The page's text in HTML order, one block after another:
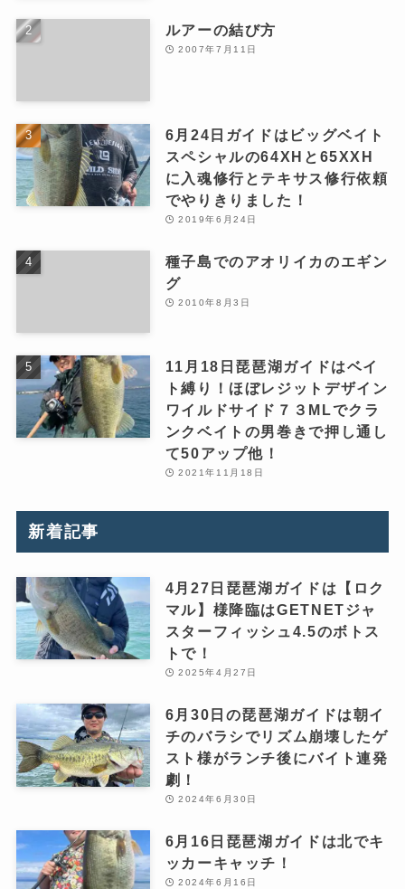
ルアーの結び方
2007年7月11日
6月24日ガイドはビッグベイト
スペシャルの64XHと65XXH
に入魂修行とテキサス修行依頼
でやりきりました！
2019年6月24日
種子島でのアオリイカのエギン
グ
2010年8月3日
11月18日琵琶湖ガイドはベイ
ト縛り！ほぼレジットデザイン
ワイルドサイド７３MLでクラ
ンクベイトの男巻きで押し通し
て50アップ他！
2021年11月18日
新着記事
4月27日琵琶湖ガイドは【ロク
マル】様降臨はGETNETジャ
スターフィッシュ4.5のボトス
トで！
2025年4月27日
6月30日の琵琶湖ガイドは朝イ
チのバラシでリズム崩壊したゲ
スト様がランチ後にバイト連発
劇！
2024年6月30日
6月16日琵琶湖ガイドは北でキ
ッカーキャッチ！
2024年6月16日